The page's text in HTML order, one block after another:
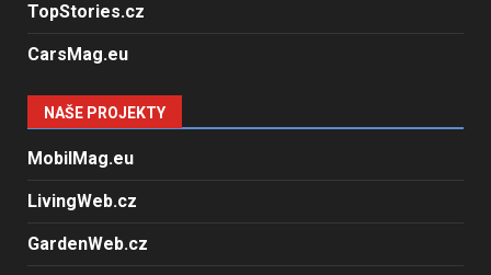
TopStories.cz
CarsMag.eu
NAŠE PROJEKTY
MobilMag.eu
LivingWeb.cz
GardenWeb.cz